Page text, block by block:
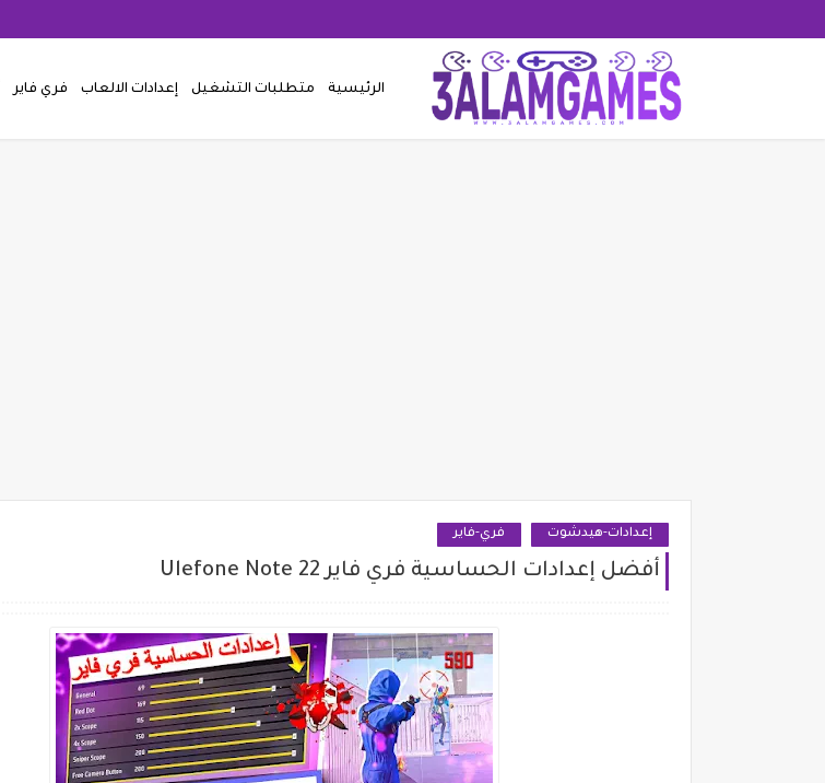
الرئيسية متطلبات التشغيل إعدادات الالعاب فري فاير
إعدادات-هيدشوت فري-فاير
أفضل إعدادات الحساسية فري فاير Ulefone Note 22